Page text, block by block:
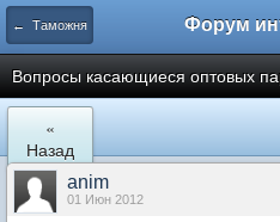
← Таможня
Вопросы касающиеся оптовых
«
Назад
anim
01 Июн 2012